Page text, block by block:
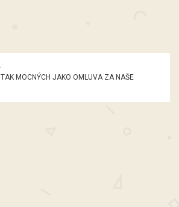
MOCNÝCH JAKO OMLUVA ZA NAŠE